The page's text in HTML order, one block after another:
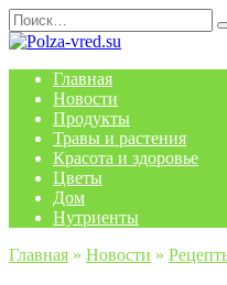
Перейти
к
Search
for:
Главная
Новости
Продукты
Травы и растения
Красота и здоровье
Цветы
Дом
Нутриенты
Главная » Новости »